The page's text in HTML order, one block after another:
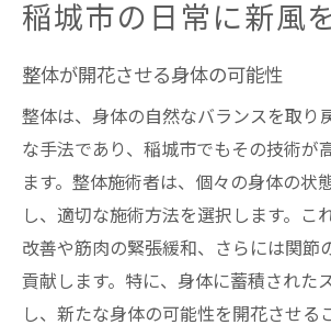
稲城市の日常に新風
整体が開花させる身体の可能性
整体は、身体の自然なバランスを取り
な手法であり、稲城市でもその技術が
ます。整体施術者は、個々の身体の状
し、適切な施術方法を選択します。こ
改善や筋肉の緊張緩和、さらには関節
貢献します。特に、身体に蓄積された
し、新たな身体の可能性を開花させる